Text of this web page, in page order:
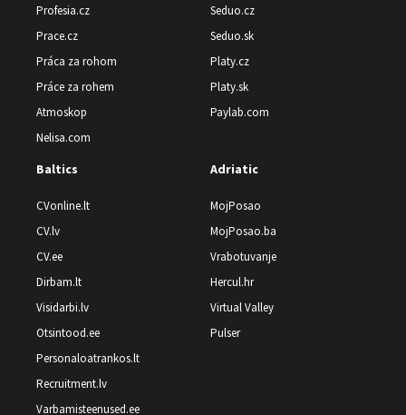
Profesia.cz
Prace.cz
Práca za rohom
Práce za rohem
Atmoskop
Nelisa.com
Seduo.cz
Seduo.sk
Platy.cz
Platy.sk
Paylab.com
Baltics
CVonline.lt
CV.lv
CV.ee
Dirbam.lt
Visidarbi.lv
Otsintood.ee
Personaloatrankos.lt
Recruitment.lv
Varbamisteenused.ee
Adriatic
MojPosao
MojPosao.ba
Vrabotuvanje
Hercul.hr
Virtual Valley
Pulser